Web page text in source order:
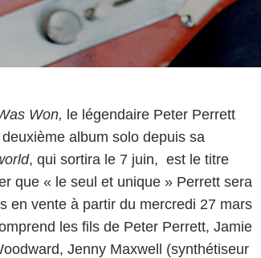
Won, le légendaire Peter Perrett
album solo depuis sa
, qui sortira le 7 juin, est le titre
que « le seul et unique » Perrett sera
en vente à partir du mercredi 27 mars
les fils de Peter Perrett, Jamie
Jenny Maxwell (synthétiseur